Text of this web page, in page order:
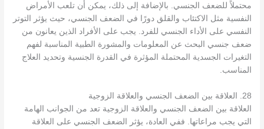
محتملاً للضعف الجنسي. بالإضافة إلى ذلك، يمكن أن تلعب الأمراض
النفسية مثل الاكتئاب والقلق دورًا في الضعف الجنسي، حيث يؤثر التوتر
النفسي على الأداء الجنسي للفرد. يجب على الأفراد الذين يعانون من
ضعف جنسي البحث عن المعلومات والمشورة الطبية المناسبة لفهم
التغيرات الجسدية المحتملة المؤثرة في القدرة الجنسية وتحديد العلاج
المناسب.
28. العلاقة بين الضعف الجنسي والعلاقة الزوجية
العلاقة بين الضعف الجنسي والعلاقة الزوجية تعد من الجوانب الهامة
التي يجب مراعاتها. ففي العادة، يؤثر الضعف الجنسي على العلاقة